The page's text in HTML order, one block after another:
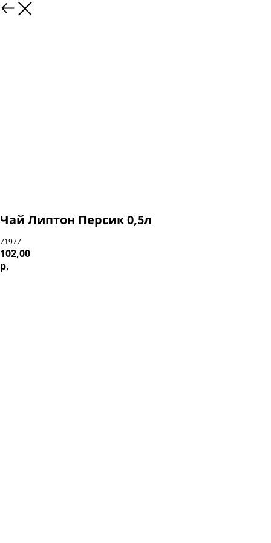
Чай Липтон Персик 0,5л
71977
102,00
р.